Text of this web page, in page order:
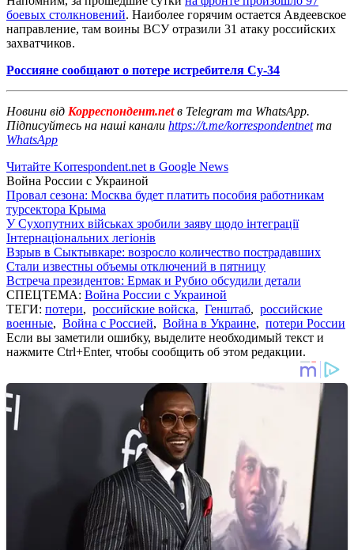
боевых столкновений. Наиболее горячим остается Авдеевское
направление, там воины ВСУ отразили 31 атаку российских
захватчиков.
Россияне сообщают о потере истребителя Су-34
Новини від Корреспондент.netв Telegram та WhatsApp.
Підписуйтесь на наші канали https://t.me/korrespondentnetта
WhatsApp
Читайте Korrespondent.net в Google News
Война России с Украиной
Провал сезона: Москва будет платить пособия работникам
турсектора Крыма
У Сухопутних військах зробили заяву щодо інтеграції
Інтернаціональних легіонів
Взрыв в Сыктывкаре: возросло количество пострадавших
Стали известны объемы отключений в пятницу
Встреча президентов: Ермак и Рубио обсудили детали
СПЕЦТЕМА: Война России с Украиной
ТЕГИ: потери, российские войска, Генштаб, российские
военные, Война с Россией, Война в Украине, потери России
Если вы заметили ошибку, выделите необходимый текст и
нажмите Ctrl+Enter, чтобы сообщить об этом редакции.